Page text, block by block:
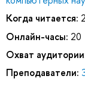
Когда читается:
Онлайн-часы: 20
Охват
Преподаватели: